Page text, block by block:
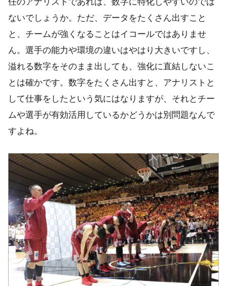
ないでしょうか。ただ、データをたくさん出すこと
と、チームが強くなることはイコールではありませ
ん。選手の能力や環境の違いはやはり大きいですし、
溢れる数字をそのまま出しても、強化に直結しないこ
とは確かです。数字をたくさん出すと、アナリストと
して仕事をしたという気にはなりますが、それとチー
ムや選手が有効活用しているかどうかは別問題なんで
すよね。